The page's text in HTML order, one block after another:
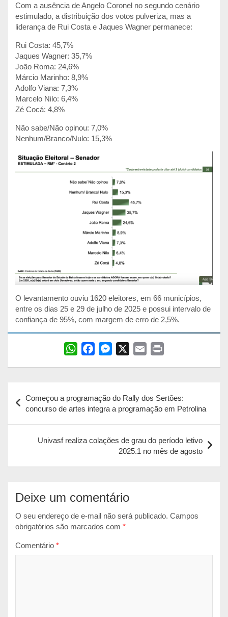
Com a ausência de Angelo Coronel no segundo cenário
estimulado, a distribuição dos votos pulveriza, mas a
liderança de Rui Costa e Jaques Wagner permanece:
Rui Costa: 45,7%
Jaques Wagner: 35,7%
João Roma: 24,6%
Márcio Marinho: 8,9%
Adolfo Viana: 7,3%
Marcelo Nilo: 6,4%
Zé Cocá: 4,8%
Não sabe/Não opinou: 7,0%
Nenhum/Branco/Nulo: 15,3%
O levantamento ouviu 1620 eleitores, em 66 municípios,
entre os dias 25 e 29 de julho de 2025 e possui intervalo de
confiança de 95%, com margem de erro de 2,5%.
W
s
p
b
k
e
e
l
t
de
Post
Começou a programação do Rally dos Sertões:
concurso de artes integra a programação em Petrolina
Univasf realiza colações de grau do período letivo
2025.1 no mês de agosto
Deixe um comentário
O seu endereço de e-mail não será publicado. Campos
obrigatórios são marcados com *
Comentário *